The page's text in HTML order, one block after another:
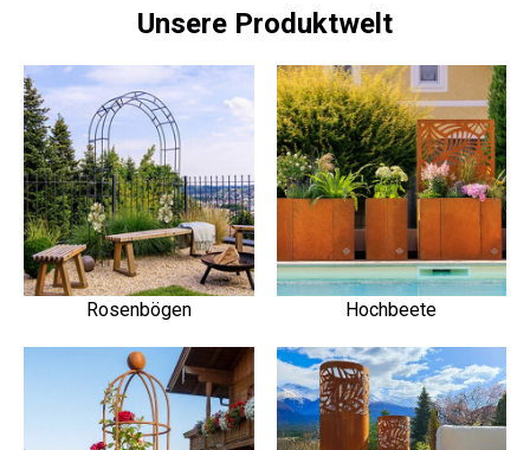
Unsere Produktwelt
Rosenbögen Hochbeete